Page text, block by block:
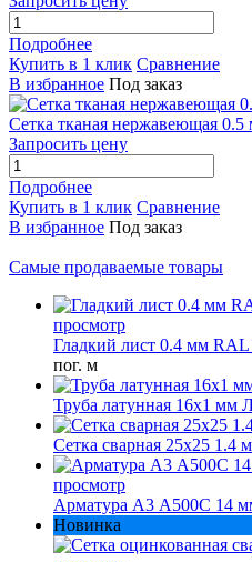
Подробнее
Купить в 1 клик Сравнение
В избранное Под заказ
Сетка тканая нержавеющая 0.5
Запросить цену
Подробнее
Купить в 1 клик Сравнение
В избранное Под заказ
Самые продаваемые товары
просмотр
Гладкий лист 0.4 мм RAL
пог. м
Труба латунная 16х1 мм
Сетка сварная 25х25 1.4
просмотр
Арматура А3 А500С 14
Новинка